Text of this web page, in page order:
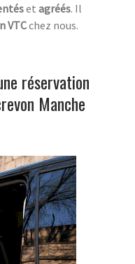
et agréés. Il
VTCchez nous.
réservation
Manche